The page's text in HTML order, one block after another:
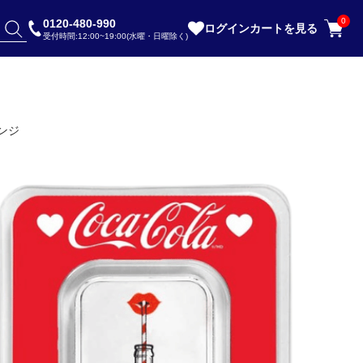
0120-480-990
受付時間:12:00~19:00(水曜・日曜除く)
ログインカートを見る
0
ジ